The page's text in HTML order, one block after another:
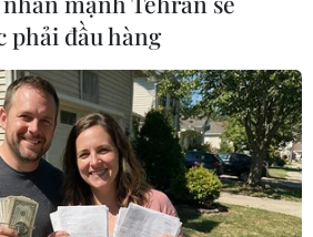
TIẾN DUẨN
THỊ TÁM, KHÚC THANH
Quy định sử dụng
Hỗ trợ
TTXVN
phải đầu hàng